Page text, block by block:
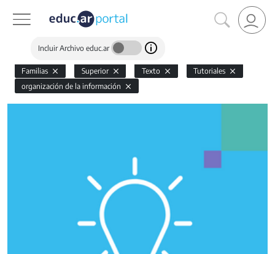
Incluir Archivo educ.ar
Familias Superior Texto
Tutoriales
organización de la información